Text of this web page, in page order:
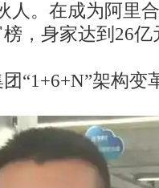
人。在成为阿里
，身家达到26亿
“1+6+N”架构变